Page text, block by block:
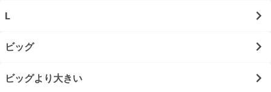
L
ビッグ
ビッグより大きい